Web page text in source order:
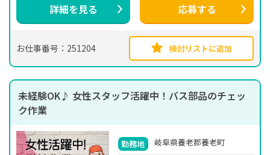
詳細を見る 応募する
お仕事番号：251204 検討リストに追加
未経験OK♪ 女性スタッフ活躍中！バス部品のチェッ
ク作業
勤務地 岐阜県養老郡養老町